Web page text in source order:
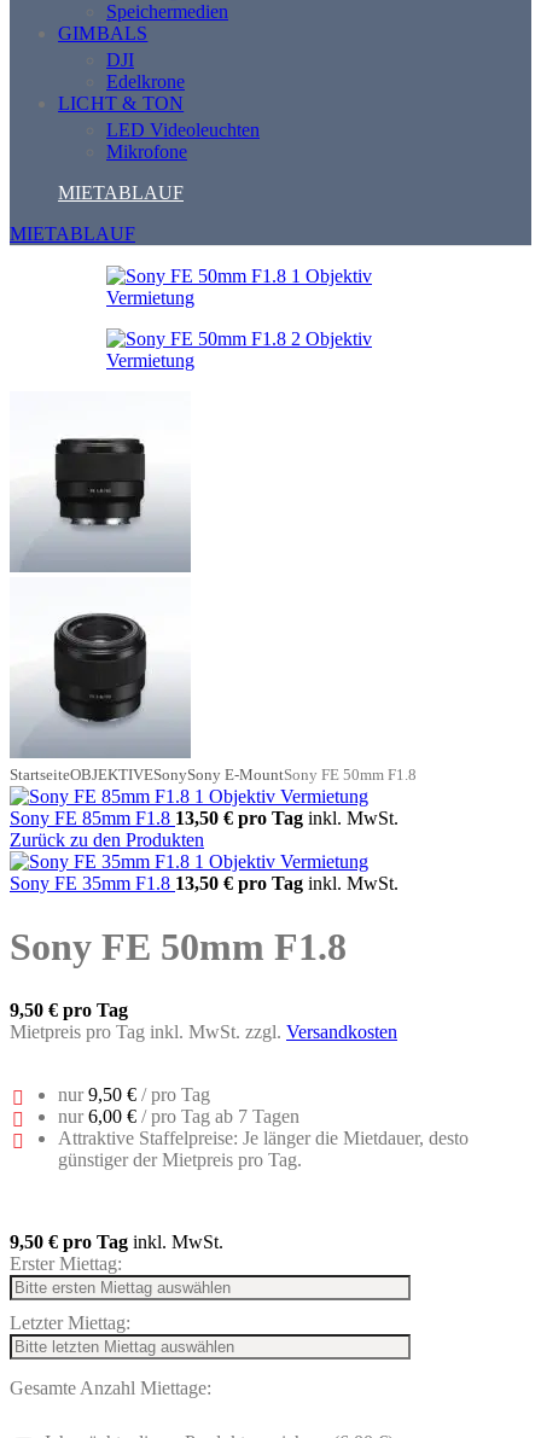
Speichermedien
GIMBALS
DJI
Edelkrone
LICHT & TON
LED Videoleuchten
Mikrofone
MIETABLAUF
MIETABLAUF
StartseiteOBJEKTIVESonySony E-MountSony FE 50mm F1.8
Sony FE 85mm F1.8 13,50 € pro Tag inkl. MwSt.
Zurück zu den Produkten
Sony FE 35mm F1.8 13,50 € pro Tag inkl. MwSt.
Sony FE 50mm F1.8
9,50 € pro Tag
Mietpreis pro Tag inkl. MwSt. zzgl. Versandkosten
nur9,50 € / pro Tag
nur6,00 € / pro Tag ab 7 Tagen
Attraktive Staffelpreise: Je länger die Mietdauer, desto
günstiger der Mietpreis pro Tag.
9,50 € pro Tag inkl. MwSt.
Erster Miettag:
Letzter Miettag:
Gesamte Anzahl Miettage: